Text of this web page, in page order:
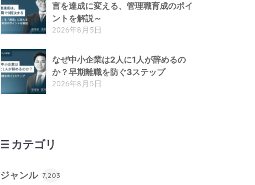
言を達成に変える、管理職育成のポイ
ントを解説～
2026年8月5日
なぜ中小企業は2人に1人が辞めるの
か？早期離職を防ぐ3ステップ
2026年8月5日
カテゴリ
ジャンル 7,203